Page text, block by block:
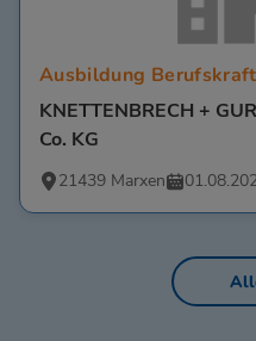
Ausbildung
KNETTENBRECH +
Co. KG
21439 Marxen